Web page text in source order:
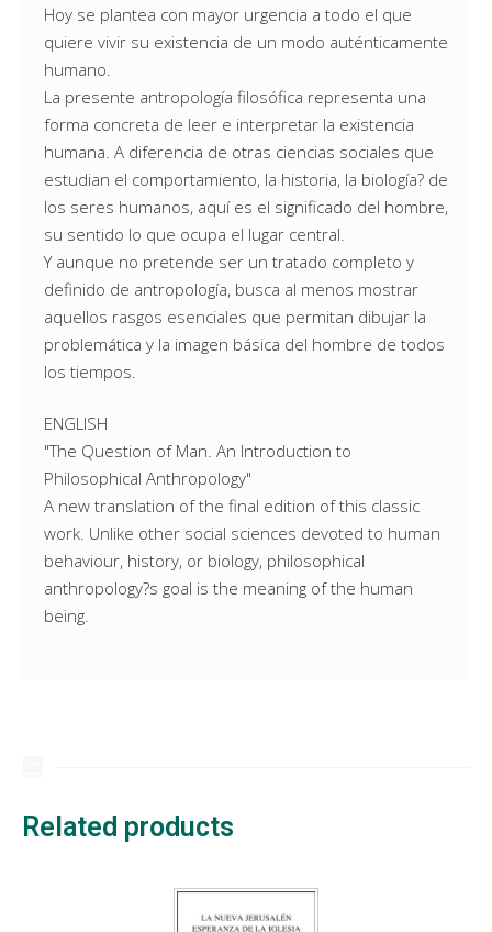
Hoy se plantea con mayor urgencia a todo el que
quiere vivir su existencia de un modo auténticamente
humano.
La presente antropología filosófica representa una
forma concreta de leer e interpretar la existencia
humana. A diferencia de otras ciencias sociales que
estudian el comportamiento, la historia, la biología? de
los seres humanos, aquí es el significado del hombre,
su sentido lo que ocupa el lugar central.
Y aunque no pretende ser un tratado completo y
definido de antropología, busca al menos mostrar
aquellos rasgos esenciales que permitan dibujar la
problemática y la imagen básica del hombre de todos
los tiempos.
ENGLISH
"The Question of Man. An Introduction to
Philosophical Anthropology"
A new translation of the final edition of this classic
work. Unlike other social sciences devoted to human
behaviour, history, or biology, philosophical
anthropology?s goal is the meaning of the human
being.
Related products